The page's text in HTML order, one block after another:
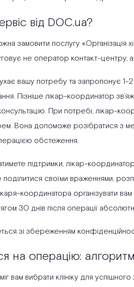
від DOC.ua?
замовити послугу «Організація
не оператор контакт-центру,
вашу потребу та запропонує 1-2
Пізніше лікар-координатор
При потребі, лікар-
Вона допоможе розібратися з
обстеження.
підтримки, лікар-
своїми враженнями,
координатора організувати
30 днів після операції
зі збереженням
на операцію:
вам вибрати клініку для